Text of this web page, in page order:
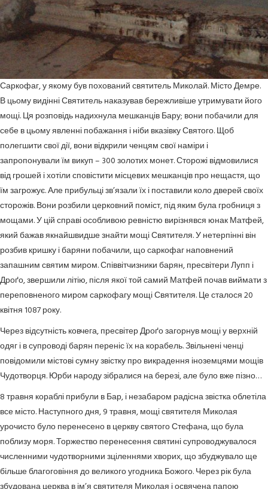
Саркофаг, у якому був похований святитель Миколай. Місто Демре.
В цьому видінні Святитель наказував бережливіше утримувати його
мощі. Ця розповідь надихнула мешканців Бару; вони побачили для
себе в цьому явленні побажання і ніби вказівку Святого. Щоб
полегшити свої дії, вони відкрили ченцям свої наміри і
запропонували їм викуп – 300 золотих монет. Сторожі відмовилися
від грошей і хотіли сповістити місцевих мешканців про нещастя, що
їм загрожує. Але прибульці зв’язали їх і поставили коло дверей своїх
сторожів. Вони розбили церковний поміст, під яким була гробниця з
мощами. У цій справі особливою ревністю вирізнявся юнак Матфей,
який бажав якнайшвидше знайти мощі Святителя. У нетерпінні він
розбив кришку і баряни побачили, що саркофаг наповнений
запашним святим миром. Співвітчизники барян, пресвітери Лупп і
Дроґо, звершили літію, після якої той самий Матфей почав виймати з
переповненого миром саркофагу мощі Святителя. Це сталося 20
квітня 1087 року.
Через відсутність ковчега, пресвітер Дроґо загорнув мощі у верхній
одяг і в супроводі барян переніс їх на корабель. Звільнені ченці
повідомили містові сумну звістку про викрадення іноземцями мощів
Чудотворця. Юрби народу зібралися на березі, але було вже пізно…
8 травня кораблі прибули в Бар, і незабаром радісна звістка облетіла
все місто. Наступного дня, 9 травня, мощі святителя Миколая
урочисто було перенесено в церкву святого Стефана, що була
поблизу моря. Торжество перенесення святині супроводжувалося
численними чудотворними зціленнями хворих, що збуджувало ще
більше благоговіння до великого угодника Божого. Через рік була